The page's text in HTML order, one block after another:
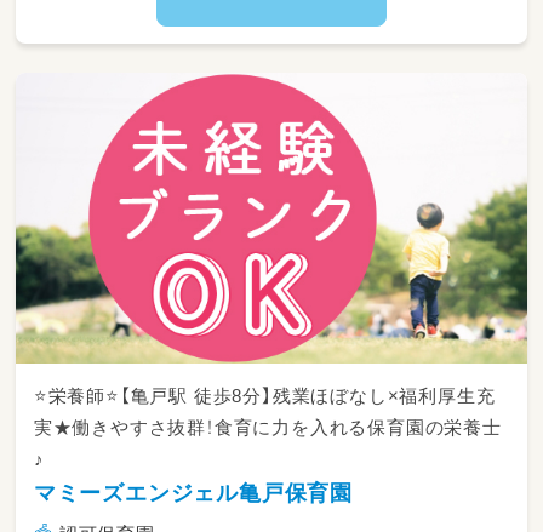
━━━◆◇◆━━━━━━━━━━━━━━
▼イベント例
・お誕生日会
・4月：入園式
・6月：保育参観
・10月：運動会、ハロウィン
・12月：クリスマス
・3月：ひな祭り、卒園式 など
※保護者が参加するイベントは年3回程度
⭐栄養師⭐【亀戸駅 徒歩8分】残業ほぼなし×福利厚生充
実★働きやすさ抜群！食育に力を入れる保育園の栄養士
♪
マミーズエンジェル亀戸保育園